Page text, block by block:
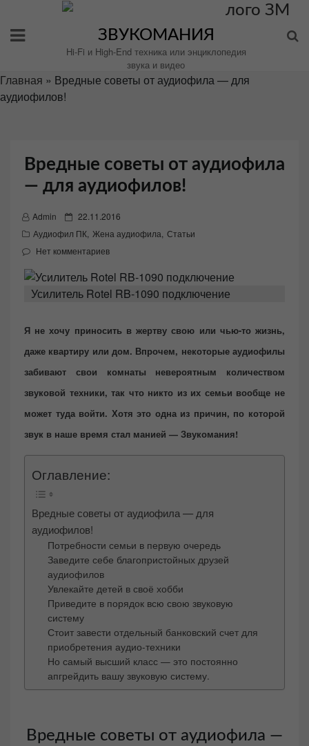
содержимому
ЗВУКОМАНИЯ
Hi-Fi и High-End техника или энциклопедия
звука и видео
Главная » Вредные советы от аудиофила — для
аудиофилов!
Вредные советы от аудиофила
— для аудиофилов!
Admin
P
o
s
e
d
n
22.11.2016
Аудиофил ПК Жена аудиофила Статьи
Нет комментариев
Усилитель Rotel RB-1090 подключение
Я не хочу приносить в жертву свою или чью-то жизнь,
даже квартиру или дом. Впрочем, некоторые аудиофилы
забивают свои комнаты невероятным количеством
звуковой техники, так что никто из их семьи вообще не
может туда войти. Хотя это одна из причин, по которой
звук в наше время стал манией — Звукомания!
Оглавление:
Вредные советы от аудиофила — для
аудиофилов!
Потребности семьи в первую очередь
Заведите себе благопристойных друзей
аудиофилов
Увлекайте детей в своё хобби
Приведите в порядок всю свою звуковую
систему
Стоит завести отдельный банковский счет для
приобретения аудио-техники
Но самый высший класс — это постоянно
апгрейдить вашу звуковую систему.
Вредные советы от аудиофила —